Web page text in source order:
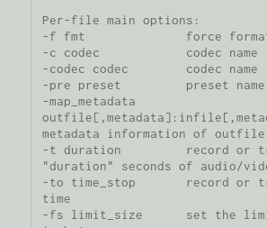
Per-file main options:
-f fmt              force
-c codec            codec name
-codec codec        codec name
-pre preset         preset name
-map_metadata
metadata information of
-t duration         record or
"duration" seconds of audio/
-to time_stop       record or
time
-fs limit_size      set the